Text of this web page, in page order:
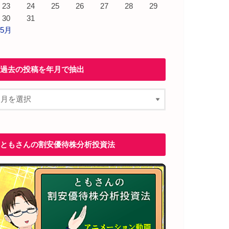
23 24 25 26 27 28
29
30
31
月
過去の投稿を年月で抽出
ともさんの割安優待株分析投資法